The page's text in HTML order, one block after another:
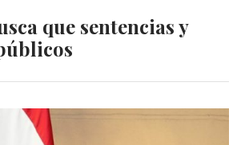
que sentencias y